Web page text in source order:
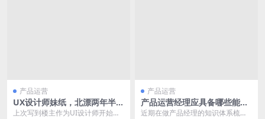
产品运营
UX设计师妹纸，北漂两年半的
转行经历（五）——华丽丽的
上次写到楼主作为UI设计师开始独
产品运营
产品运营经理应具备哪些能
力？
近期在做产品经理的知识体系梳